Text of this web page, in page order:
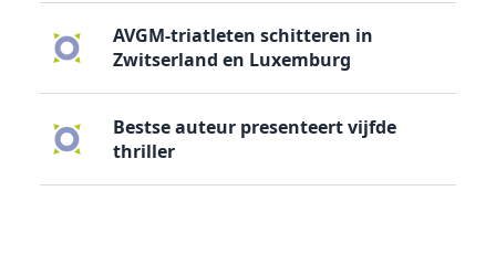
AVGM-triatleten schitteren in
Zwitserland en Luxemburg
Bestse auteur presenteert vijfde
thriller